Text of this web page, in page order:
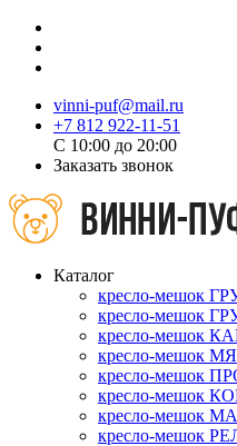
vinni-puf@mail.ru
+7 812 922-11-51
C 10:00 до 20:00
Заказать звонок
Каталог
кресло-мешок
кресло-мешок
кресло-мешок
кресло-мешок
кресло-мешок
кресло-мешок
кресло-мешок
кресло-мешок